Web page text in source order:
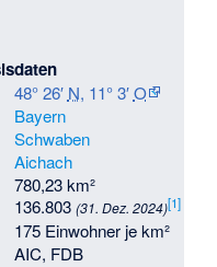
48° 26′ N, 11° 3′O
Bayern
Schwaben
Aichach
780,23 km²
136.803 (31. Dez. 2024)[1]
175 Einwohner je km²
AIC, FDB